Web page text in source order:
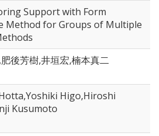
Support with Form
Method for Groups of Multiple
後芳樹,井垣宏,楠本真二
Higo,Hiroshi
Kusumoto